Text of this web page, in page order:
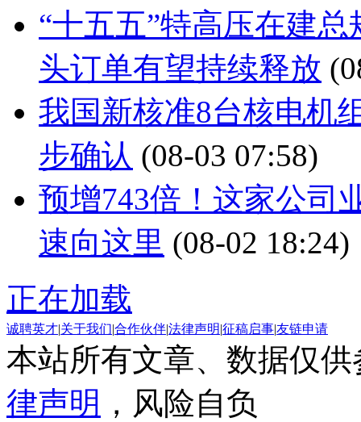
“十五五”特高压在建
头订单有望持续释放
我国新核准8台核电机
步确认 (08-03 07:58)
预增743倍！这家公司
速向这里 (08-02 18:24)
正在加载
诚聘英才|关于我们|合作伙伴|法律声明|征稿启事|友链申请
本站所有文章、数据仅
律声明 ，风险自负